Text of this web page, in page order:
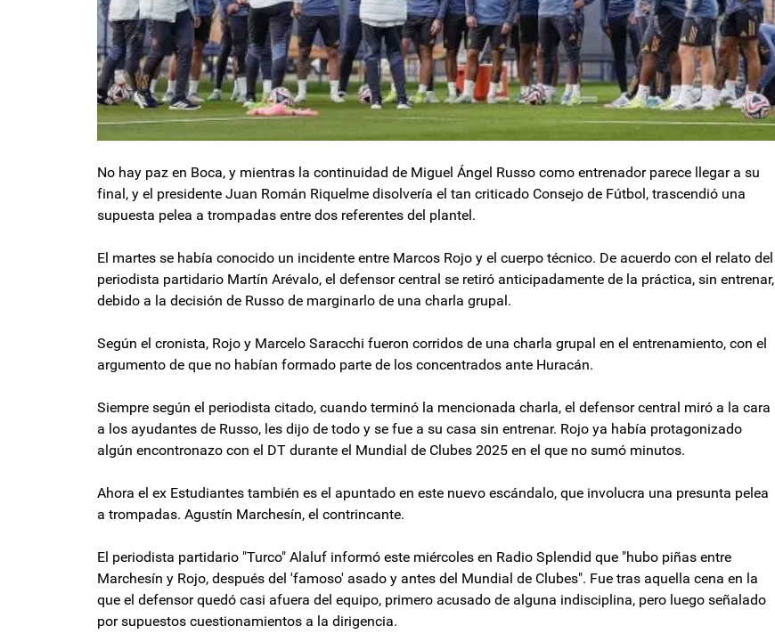
No hay paz en Boca, y mientras la continuidad de Miguel Ángel Russo como entrenador parece llegar a su
final, y el presidente Juan Román Riquelme disolvería el tan criticado Consejo de Fútbol, trascendió una
supuesta pelea a trompadas entre dos referentes del plantel.
El martes se había conocido un incidente entre Marcos Rojo y el cuerpo técnico. De acuerdo con el relato del
periodista partidario Martín Arévalo, el defensor central se retiró anticipadamente de la práctica, sin entrenar,
debido a la decisión de Russo de marginarlo de una charla grupal.
Según el cronista, Rojo y Marcelo Saracchi fueron corridos de una charla grupal en el entrenamiento, con el
argumento de que no habían formado parte de los concentrados ante Huracán.
Siempre según el periodista citado, cuando terminó la mencionada charla, el defensor central miró a la cara
a los ayudantes de Russo, les dijo de todo y se fue a su casa sin entrenar. Rojo ya había protagonizado
algún encontronazo con el DT durante el Mundial de Clubes 2025 en el que no sumó minutos.
Ahora el ex Estudiantes también es el apuntado en este nuevo escándalo, que involucra una presunta pelea
a trompadas. Agustín Marchesín, el contrincante.
El periodista partidario "Turco" Alaluf informó este miércoles en Radio Splendid que "hubo piñas entre
Marchesín y Rojo, después del 'famoso' asado y antes del Mundial de Clubes". Fue tras aquella cena en la
que el defensor quedó casi afuera del equipo, primero acusado de alguna indisciplina, pero luego señalado
por supuestos cuestionamientos a la dirigencia.